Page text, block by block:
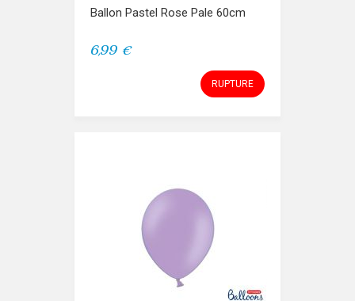
Ballon Pastel Rose Pale 60cm
6,99 €
RUPTURE